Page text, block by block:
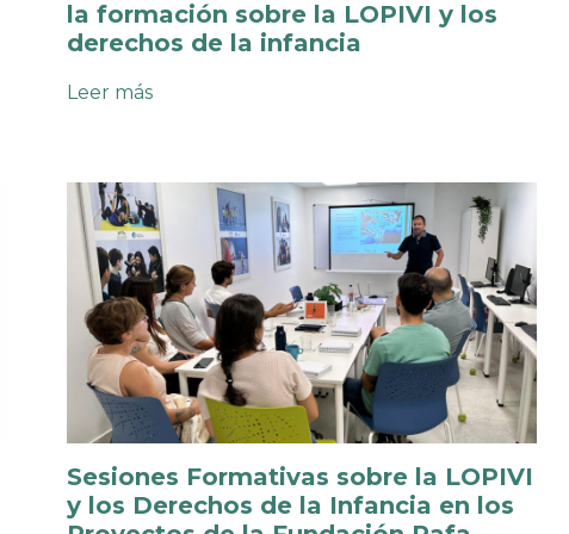
la formación sobre la LOPIVI y los
derechos de la infancia
Leer más:
gobierno
de
la
Fundación
Rafa
Nadal
participa
en
la
formación
sobre
y
los
derechos
Sesiones Formativas sobre la LOPIVI
y los Derechos de la Infancia en los